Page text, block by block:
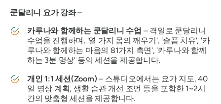
쿤달리니 요가 강좌 –
카루나와 함께하는 쿤달리니 수업 – 격일로 쿤달리니
수업을 진행하며, '열 가지 몸의 깨우기', '슬픔 치유', '카
루나와 함께하는 마음의 81가지 측면', '카루나와 함께
하는 3분 명상' 등의 세션을 제공합니다.
개인 1:1 세션(Zoom) – 스튜디오에서는 요가 지도, 40
일 명상 계획, 생활 습관 개선 조언 등을 포함한 1~2시
간의 맞춤형 세션을 제공합니다.